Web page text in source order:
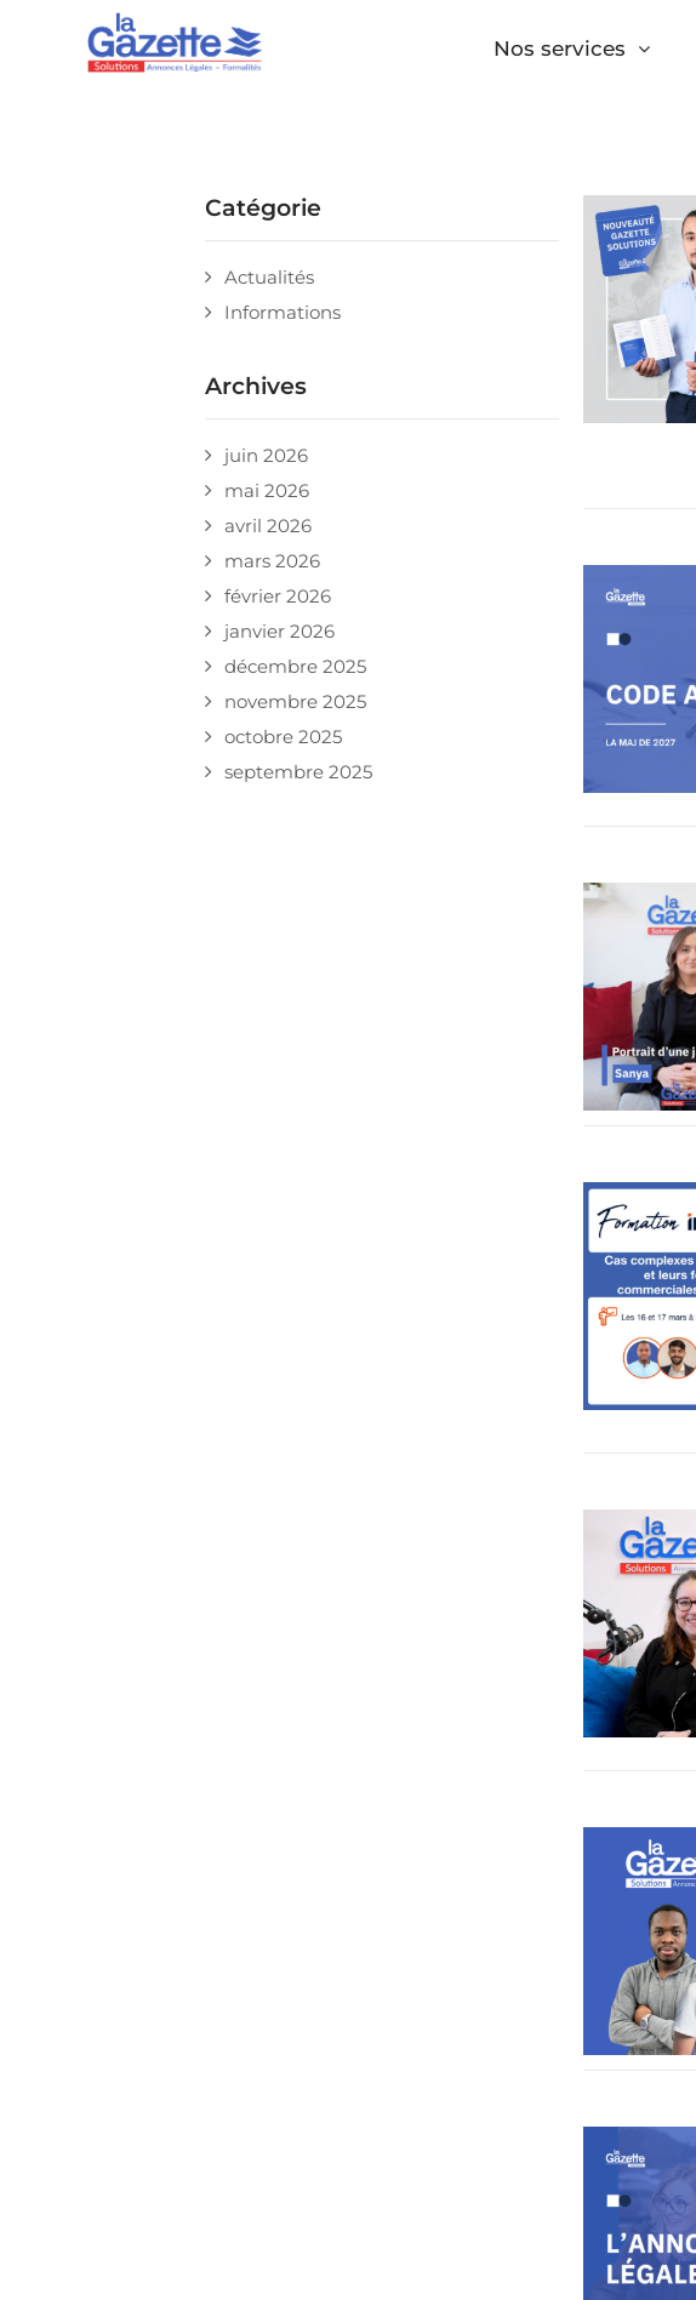
Nos services
Catégorie
Actualités
Informations
Archives
juin 2026
mai 2026
avril 2026
mars 2026
février 2026
janvier 2026
décembre 2025
novembre 2025
octobre 2025
septembre 2025